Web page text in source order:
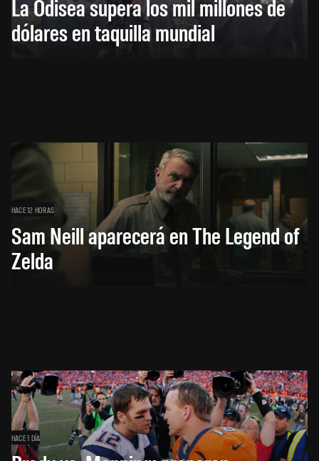
La Odisea supera los mil millones de
dólares en taquilla mundial
HACE 12 HORAS
Sam Neill aparecerá en The Legend of
Zelda
HACE 1 DÍA